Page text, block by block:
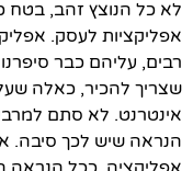
לא כל הנוצץ זהב, בטח
אפליקציות לעסק.
רבים, עליהם כבר
שצריך להכיר, כאלה
אינטרנט. לא סתם
הנראה שיש לכך סיבה.